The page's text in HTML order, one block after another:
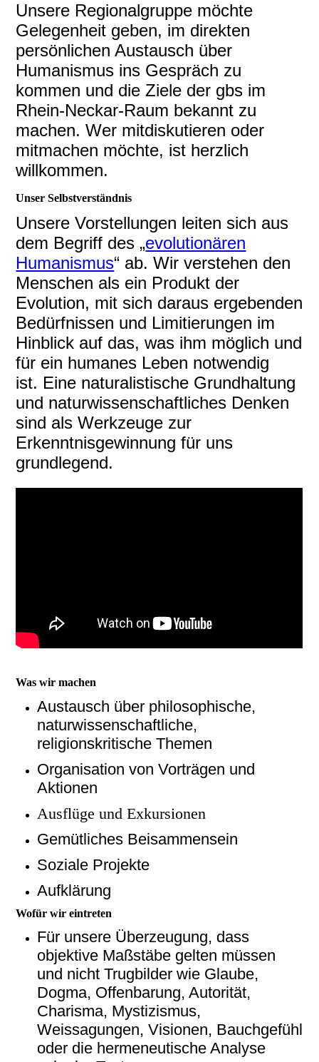
Unsere Regionalgruppe möchte
Gelegenheit geben, im direkten
persönlichen Austausch über
Humanismus ins Gespräch zu
kommen und die Ziele der gbs im
Rhein-Neckar-Raum bekannt zu
machen. Wer mitdiskutieren oder
mitmachen möchte, ist herzlich
willkommen.
Unser Selbstverständnis
Unsere Vorstellungen leiten sich aus
dem Begriff des „evolutionären
Humanismus“ ab. Wir verstehen den
Menschen als ein Produkt der
Evolution, mit sich daraus ergebenden
Bedürfnissen und Limitierungen im
Hinblick auf das, was ihm möglich und
für ein humanes Leben notwendig
ist. Eine naturalistische Grundhaltung
und naturwissenschaftliches Denken
sind als Werkzeuge zur
Erkenntnisgewinnung für uns
grundlegend.
Was wir machen
Austausch über philosophische,
naturwissenschaftliche,
religionskritische Themen
Organisation von Vorträgen und
Aktionen
Ausflüge und Exkursionen
Gemütliches Beisammensein
Soziale Projekte
Aufklärung
Wofür wir eintreten
Für unsere Überzeugung, dass
objektive Maßstäbe gelten müssen
und nicht Trugbilder wie Glaube,
Dogma, Offenbarung, Autorität,
Charisma, Mystizismus,
Weissagungen, Visionen, Bauchgefühl
oder die hermeneutische Analyse